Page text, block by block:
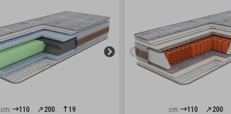
cm: 110 200 19 cm: 110 200